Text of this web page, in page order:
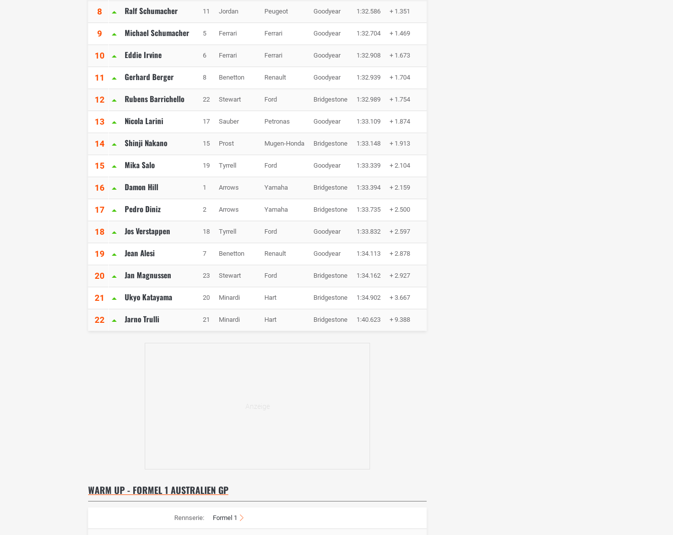
8 Ralf Schumacher 11 Jordan Peugeot Goodyear 1:32.586 + 1.351
9 Michael Schumacher 5 Ferrari Ferrari Goodyear 1:32.704 + 1.469
10 Eddie Irvine 6 Ferrari Ferrari Goodyear 1:32.908 + 1.673
11 Gerhard Berger 8 Benetton Renault Goodyear 1:32.939 + 1.704
12 Rubens Barrichello 22 Stewart Ford Bridgestone 1:32.989 + 1.754
13 Nicola Larini 17 Sauber Petronas Goodyear 1:33.109 + 1.874
14 Shinji Nakano 15 Prost Mugen-Honda Bridgestone 1:33.148 + 1.913
15 Mika Salo 19 Tyrrell Ford Goodyear 1:33.339 + 2.104
16 Damon Hill 1 Arrows Yamaha Bridgestone 1:33.394 + 2.159
17 Pedro Diniz 2 Arrows Yamaha Bridgestone 1:33.735 + 2.500
18 Jos Verstappen 18 Tyrrell Ford Goodyear 1:33.832 + 2.597
19 Jean Alesi 7 Benetton Renault Goodyear 1:34.113 + 2.878
20 Jan Magnussen 23 Stewart Ford Bridgestone 1:34.162 + 2.927
21 Ukyo Katayama 20 Minardi Hart Bridgestone 1:34.902 + 3.667
22 Jarno Trulli 21 Minardi Hart Bridgestone 1:40.623 + 9.388
WARM UP - FORMEL 1 AUSTRALIEN GP
Rennserie: Formel 1